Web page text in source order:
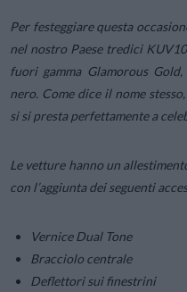
Per festeggiare questa
nel nostro Paese tredici
fuori gamma Glamorous
nero. Come dice il nome
si si presta perfettamente a
Le vetture hanno un
con l’aggiunta dei seguenti
Vernice Dual Tone
Bracciolo centrale
Deflettori sui finestrini